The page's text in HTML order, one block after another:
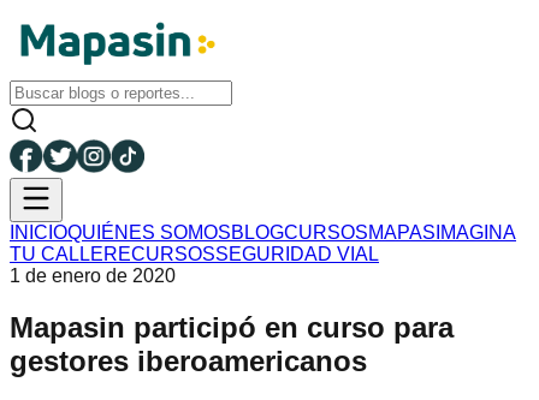
INICIOQUIÉNES SOMOSBLOGCURSOSMAPAS IMAGINA
TU CALLERECURSOSSEGURIDAD VIAL
1 de enero de 2020
Mapasin participó en curso para
gestores iberoamericanos